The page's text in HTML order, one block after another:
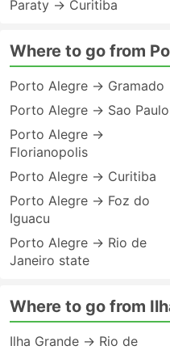
Paraty → Curitiba
Where to go from
Porto Alegre → Gramado
Porto Alegre → Sao Paulo
Porto Alegre →
Florianopolis
Porto Alegre → Curitiba
Porto Alegre → Foz do
Iguacu
Porto Alegre → Rio de
Janeiro state
Where to go from
Ilha Grande → Rio de